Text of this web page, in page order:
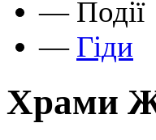
— Події
— Гіди
Храми